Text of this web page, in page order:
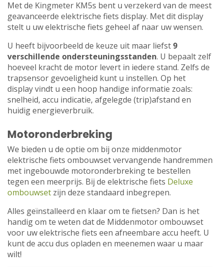
Met de Kingmeter KM5s bent u verzekerd van de meest
geavanceerde elektrische fiets display. Met dit display
stelt u uw elektrische fiets geheel af naar uw wensen.
U heeft bijvoorbeeld de keuze uit maar liefst 9
verschillende ondersteuningsstanden. U bepaalt zelf
hoeveel kracht de motor levert in iedere stand. Zelfs de
trapsensor gevoeligheid kunt u instellen. Op het
display vindt u een hoop handige informatie zoals:
snelheid, accu indicatie, afgelegde (trip)afstand en
huidig energieverbruik.
Motoronderbreking
We bieden u de optie om bij onze middenmotor
elektrische fiets ombouwset vervangende handremmen
met ingebouwde motoronderbreking te bestellen
tegen een meerprijs. Bij de elektrische fiets Deluxe
ombouwset zijn deze standaard inbegrepen.
Alles geïnstalleerd en klaar om te fietsen? Dan is het
handig om te weten dat de Middenmotor ombouwset
voor uw elektrische fiets een afneembare accu heeft. U
kunt de accu dus opladen en meenemen waar u maar
wilt!